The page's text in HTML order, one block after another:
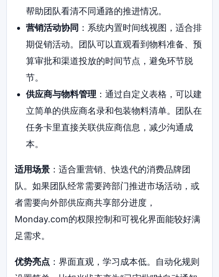
帮助团队看清不同通路的推进情况。
营销活动协同 ：系统内置时间线视图，适合排
期促销活动。团队可以直观看到物料准备、预
算审批和渠道投放的时间节点，避免环节脱
节。
供应商与物料管理 ：通过自定义表格，可以建
立简单的供应商名录和包装物料清单。团队在
任务卡里直接关联供应商信息，减少沟通成
本。
适用场景 ：适合重营销、快迭代的消费品牌团
队。如果团队经常需要跨部门推进市场活动，或
者需要向外部供应商共享部分进度，
Monday.com的权限控制和可视化界面能较好满
足需求。
优势亮点 ：界面直观，学习成本低。自动化规则